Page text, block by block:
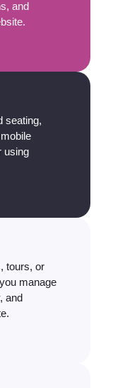
and
seating,
using
tours, or
manage
and